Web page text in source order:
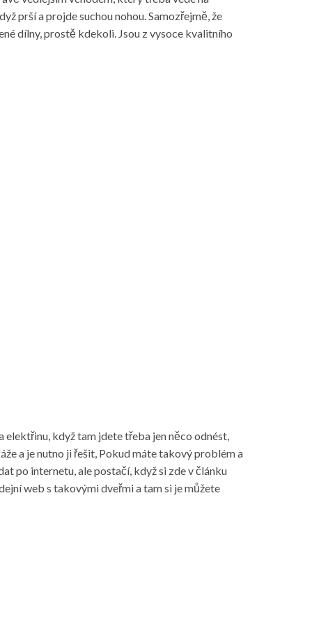
prší a projde suchou nohou. Samozřejmě, že
dílny, prostě kdekoli. Jsou z vysoce kvalitního
když tam jdete třeba jen něco odnést,
a je nutno ji řešit, Pokud máte takový problém a
po internetu, ale postačí, když si zde v článku
web s takovými dveřmi a tam si je můžete